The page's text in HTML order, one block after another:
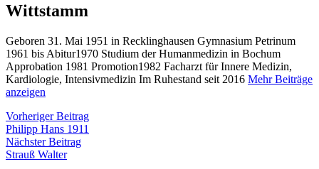
Wittstamm
Geboren 31. Mai 1951 in Recklinghausen Gymnasium Petrinum
1961 bis Abitur1970 Studium der Humanmedizin in Bochum
Approbation 1981 Promotion1982 Facharzt für Innere Medizin,
Kardiologie, Intensivmedizin Im Ruhestand seit 2016 Mehr Beiträge
anzeigen
Beitragsnavigation
Vorheriger BeitragVorheriger
Philipp Hans 1911
Nächster BeitragNächster
Strauß Walter